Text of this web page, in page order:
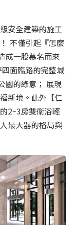
安全建築的施工
不僅引起『怎麼
成一股慕名而來
面臨路的完整城
園的綠意； 展現
新境。此外【仁
2~3房雙衛浴輕
最大器的格局與